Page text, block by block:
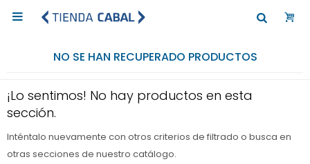

NO SE HAN RECUPERADO PRODUCTOS
¡Lo sentimos! No hay productos en esta
sección.
Inténtalo nuevamente con otros criterios de filtrado o busca en
otras secciones de nuestro catálogo.